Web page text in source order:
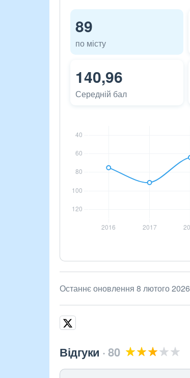
89
по місту
140,96
Середній бал
Останнє оновлення 8 лютого 2026
Відгуки 80